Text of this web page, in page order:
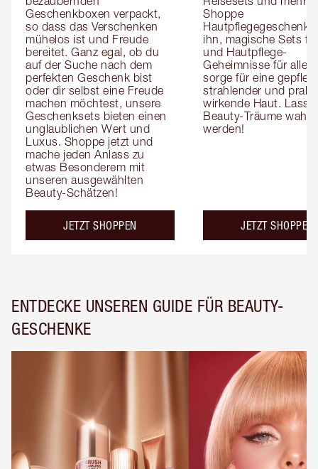
Geschenkboxen verpackt,
so dass das Verschenken
mühelos ist und Freude
bereitet. Ganz egal, ob du
auf der Suche nach dem
perfekten Geschenk bist
oder dir selbst eine Freude
machen möchtest, unsere
Geschenksets bieten einen
unglaublichen Wert und
Luxus. Shoppe jetzt und
mache jeden Anlass zu
etwas Besonderem mit
unseren ausgewählten
Beauty-Schätzen!
JETZT SHOPPEN
Shoppe
ihn, magische Sets
und Hautpflege-
Geheimnisse für alle,
sorge für eine
strahlender und
wirkende Haut. Lass
Beauty-Träume wahr
werden!
JETZT SHOPPEN
ENTDECKE UNSEREN GUIDE FÜR BEAUTY-
GESCHENKE